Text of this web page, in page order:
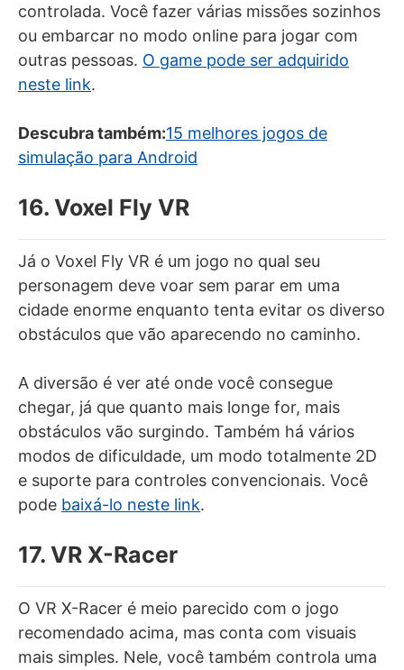
controlada. Você fazer várias missões sozinhos
ou embarcar no modo online para jogar com
outras pessoas. O game pode ser adquirido
neste link.
Descubra também:15 melhores jogos de
simulação para Android
16. Voxel Fly VR
Já o Voxel Fly VR é um jogo no qual seu
personagem deve voar sem parar em uma
cidade enorme enquanto tenta evitar os diverso
obstáculos que vão aparecendo no caminho.
A diversão é ver até onde você consegue
chegar, já que quanto mais longe for, mais
obstáculos vão surgindo. Também há vários
modos de dificuldade, um modo totalmente 2D
e suporte para controles convencionais. Você
pode baixá-lo neste link.
17. VR X-Racer
O VR X-Racer é meio parecido com o jogo
recomendado acima, mas conta com visuais
mais simples. Nele, você também controla uma